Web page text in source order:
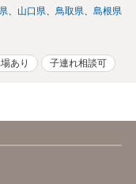
山口県 鳥取県 島根県
あり 子連れ相談可